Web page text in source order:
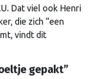
Dat viel ook Henri
die zich “een
vindt dit
gepakt”